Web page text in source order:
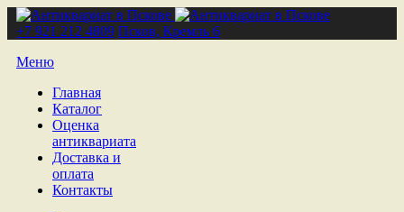
+7 921 212 4809 Псков, Кремль 6
Меню
Главная
Каталог
Оценка
антиквариата
Доставка и
оплата
Контакты